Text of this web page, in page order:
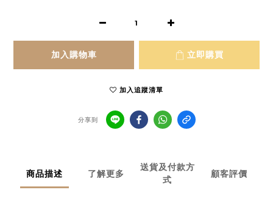
加入購物車 立即購買
加入追蹤清單
分享到
商品描述 了解更多
送貨及付款方
式
顧客評價